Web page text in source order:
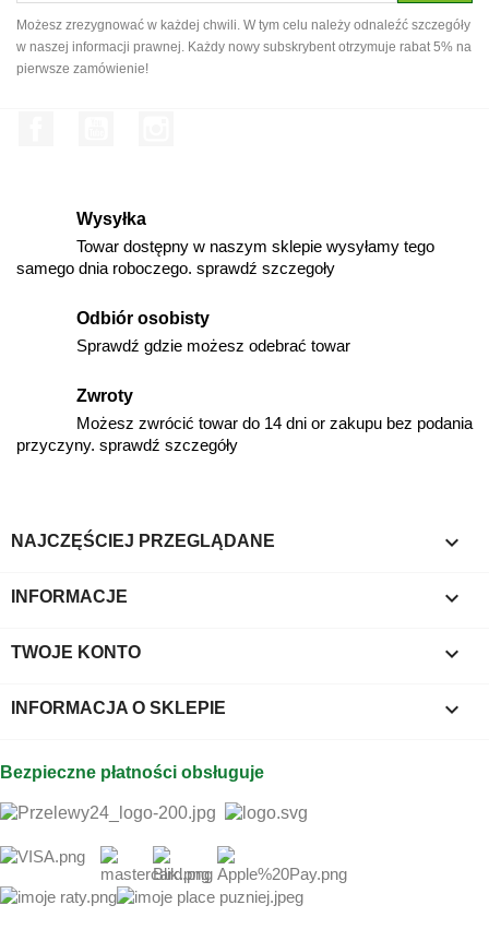
Możesz zrezygnować w każdej chwili. W tym celu należy odnaleźć szczegóły
w naszej informacji prawnej. Każdy nowy subskrybent otrzymuje rabat 5% na
pierwsze zamówienie!
Wysyłka
Towar dostępny w naszym sklepie wysyłamy tego
samego dnia roboczego. sprawdź szczegoły
Odbiór osobisty
Sprawdź gdzie możesz odebrać towar
Zwroty
Możesz zwrócić towar do 14 dni or zakupu bez podania
przyczyny. sprawdź szczegóły
NAJCZĘŚCIEJ PRZEGLĄDANE 
INFORMACJE 
TWOJE KONTO 
INFORMACJA O SKLEPIE keyboard_arrow_down
Bezpieczne płatności obsługuje